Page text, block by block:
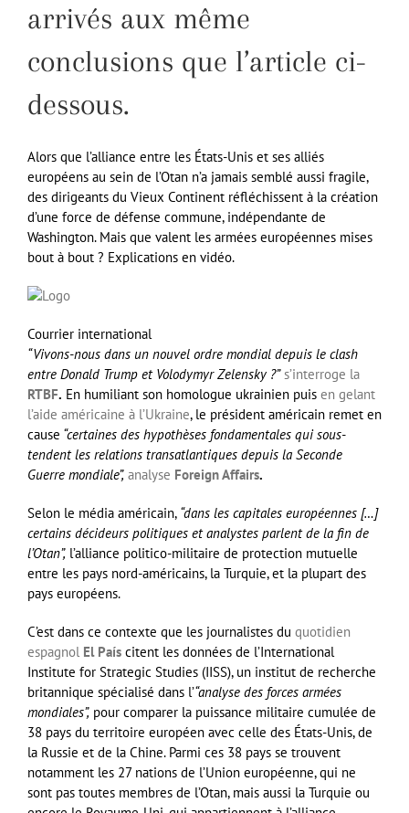
arrivés aux même
conclusions que l’article ci-
dessous.
Alors que l’alliance entre les États-Unis et ses alliés
européens au sein de l’Otan n’a jamais semblé aussi fragile,
des dirigeants du Vieux Continent réfléchissent à la création
d’une force de défense commune, indépendante de
Washington. Mais que valent les armées européennes mises
bout à bout ? Explications en vidéo.
Courrier international
“Vivons-nous dans un nouvel ordre mondial depuis le clash
entre Donald Trump et Volodymyr Zelensky ?” s’interroge la
RTBF. En humiliant son homologue ukrainien puis en gelant
l’aide américaine à l’Ukraine, le président américain remet en
cause “certaines des hypothèses fondamentales qui sous-
tendent les relations transatlantiques depuis la Seconde
Guerre mondiale”, analyse Foreign Affairs.
Selon le média américain, “dans les capitales européennes […]
certains décideurs politiques et analystes parlent de la fin de
l’Otan”, l’alliance politico-militaire de protection mutuelle
entre les pays nord-américains, la Turquie, et la plupart des
pays européens.
C’est dans ce contexte que les journalistes du quotidien
espagnol El País citent les données de l’International
Institute for Strategic Studies (IISS), un institut de recherche
britannique spécialisé dans l’“analyse des forces armées
mondiales”, pour comparer la puissance militaire cumulée de
38 pays du territoire européen avec celle des États-Unis, de
la Russie et de la Chine. Parmi ces 38 pays se trouvent
notamment les 27 nations de l’Union européenne, qui ne
sont pas toutes membres de l’Otan, mais aussi la Turquie ou